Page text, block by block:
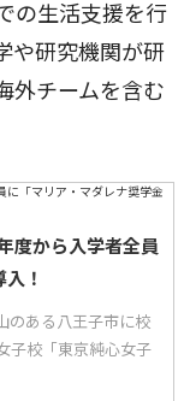
の生活支援を行
や研究機関が研
外チームを含む
度から入学者全員
！
のある八王子市に校
子校「東京純心女子